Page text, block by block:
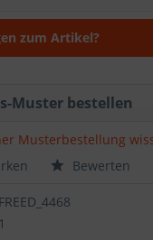
zum Artikel?
Muster bestellen
Musterbestellung
Bewerten
FREED_4468
1